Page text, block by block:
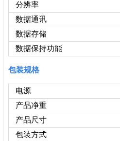
分辨率
数据通讯
数据存储
数据保持功能
包装规格
电源
产品净重
产品尺寸
包装方式